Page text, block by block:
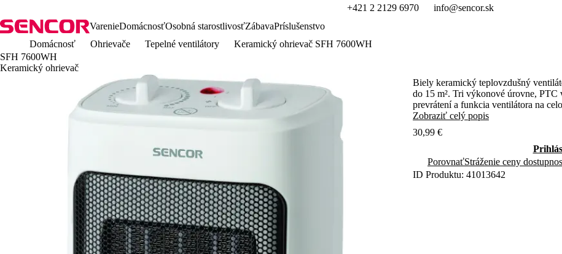
+421 2 2129 6970 info@sencor.sk
VarenieDomácnosťOsobná starostlivosťZábavaPríslušenstvo
Domácnosť
Ohrievače Tepelné ventilátory
Keramický ohrievač SFH 7600WH
SFH 7600WH
Keramický ohrievač
Biely keramický teplovzdušný
do 15 m². Tri výkonové úrovne,
prevrátení a funkcia ventilátora na
Zobraziť celý popis
30,99 €
PorovnaťStráženie ceny
ID Produktu: 41013642